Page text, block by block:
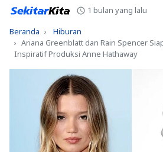
1 bulan yang lalu
Beranda
Hiburan
Ariana Greenblatt dan Rain Spencer
Inspiratif Produksi Anne Hathaway